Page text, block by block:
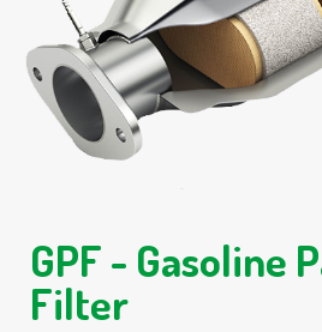
GPF - Gasoline
Filter